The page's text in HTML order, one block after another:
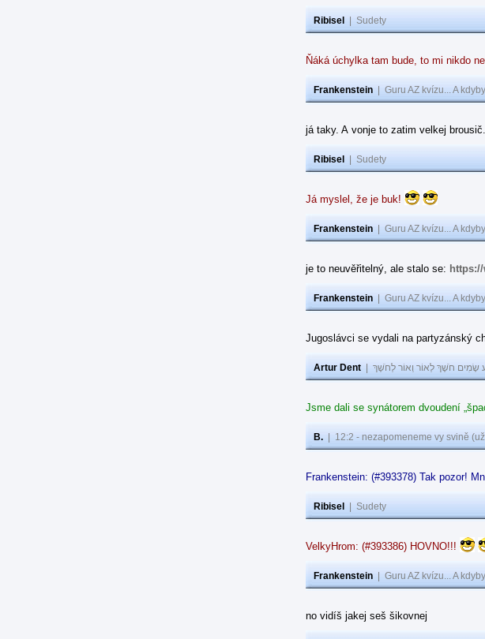
Ribisel Sudety
Ňáká úchylka tam bude, to mi nikdo
Frankenstein Guru AZ kvízu... A
já taky. A vonje to zatim velkej brousič.
Ribisel Sudety
Já myslel, že je buk!
Frankenstein Guru AZ kvízu... A
je to neuvěřitelný, ale stalo se:
Frankenstein Guru AZ kvízu... A
Jugoslávci se vydali na partyzánský
Artur Dent שָׂמִים חֹשֶׁךְ לְאוֹר וְאוֹר לְחֹשֶׁךְ
Jsme dali se synátorem dvoudení
B. 12:2 - nezapomeneme vy svině
Frankenstein: (#393378) Tak pozor!
Ribisel Sudety
VelkyHrom: (#393386) HOVNO!!!
Frankenstein Guru AZ kvízu... A
no vidíš jakej seš šikovnej